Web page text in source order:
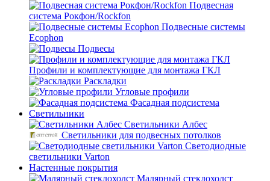
Подвесная
система Рокфон/Rockfon
Подвесные системы
Ecophon
Подвесы
Профили и комплектующие для монтажа ГКЛ
Раскладки
Угловые профили
Фасадная подсистема
Светильники
Светильники Албес
Светильники для подвесных потолков
Светодиодные
светильники Varton
Настенные покрытия
Малярный стеклохолст